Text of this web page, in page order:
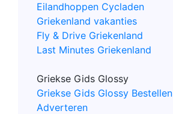
Eilandhoppen Cycladen
Griekenland vakanties
Fly & Drive Griekenland
Last Minutes Griekenland
Griekse Gids Glossy
Griekse Gids Glossy Bestellen
Adverteren